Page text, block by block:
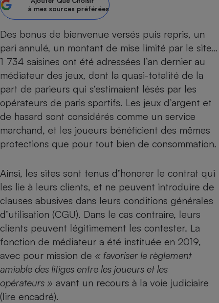
à mes sources préférées
Des bonus de bienvenue versés puis repris, un
pari annulé, un montant de mise limité par le site…
1 734 saisines ont été adressées l’an dernier au
médiateur des jeux, dont la quasi-totalité de la
part de parieurs qui s’estimaient lésés par les
opérateurs de paris sportifs. Les jeux d’argent et
de hasard sont considérés comme un service
marchand, et les joueurs bénéficient des mêmes
protections que pour tout bien de consommation.
Ainsi, les sites sont tenus d’honorer le contrat qui
les lie à leurs clients, et ne peuvent introduire de
clauses abusives dans leurs conditions générales
d’utilisation (CGU). Dans le cas contraire, leurs
clients peuvent légitimement les contester. La
fonction de médiateur a été instituée en 2019,
avec pour mission de « favoriser le règlement
amiable des litiges entre les joueurs et les
opérateurs » avant un recours à la voie judiciaire
(lire encadré).
alimentaire
bouteille
Assurance emprunteur
Banque
Lave-linge
Plaque de cuisson à
induction
Téléviseur
Téléphone mobile -
Smartphone
Matelas
Radiateur électrique
Climatiseur -
Mutuelle
Antimoustique